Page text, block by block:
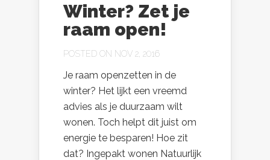
Winter? Zet je
raam open!
POSTED ON NOV 2, 2016
Je raam openzetten in de
winter? Het lijkt een vreemd
advies als je duurzaam wilt
wonen. Toch helpt dit juist om
energie te besparen! Hoe zit
dat? Ingepakt wonen Natuurlijk